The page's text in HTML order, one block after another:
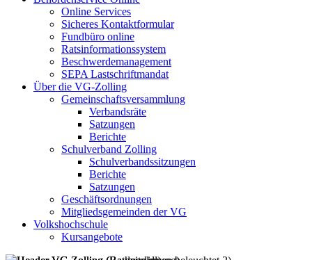
Online Services
Sicheres Kontaktformular
Fundbüro online
Ratsinformationssystem
Beschwerdemanagement
SEPA Lastschriftmandat
Über die VG-Zolling
Gemeinschaftsversammlung
Verbandsräte
Satzungen
Berichte
Schulverband Zolling
Schulverbandssitzungen
Berichte
Satzungen
Geschäftsordnungen
Mitgliedsgemeinden der VG
Volkshochschule
Kursangebote